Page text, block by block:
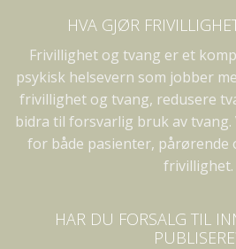
HVA GJØR
Frivillighet og tvang er et
psykisk helsevern som jobber
frivillighet og tvang, redusere
bidra til forsvarlig bruk av tvang.
for både pasienter, pårørende
frivillighet.
HAR DU FORSALG TIL